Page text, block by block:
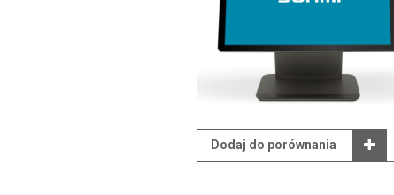
Dodaj do porównania